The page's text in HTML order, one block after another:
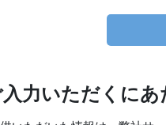
力いただくに